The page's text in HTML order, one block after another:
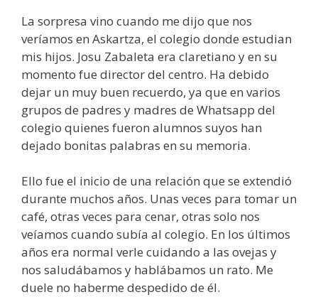
La sorpresa vino cuando me dijo que nos
veríamos en Askartza, el colegio donde estudian
mis hijos. Josu Zabaleta era claretiano y en su
momento fue director del centro. Ha debido
dejar un muy buen recuerdo, ya que en varios
grupos de padres y madres de Whatsapp del
colegio quienes fueron alumnos suyos han
dejado bonitas palabras en su memoria.
Ello fue el inicio de una relación que se extendió
durante muchos años. Unas veces para tomar un
café, otras veces para cenar, otras solo nos
veíamos cuando subía al colegio. En los últimos
años era normal verle cuidando a las ovejas y
nos saludábamos y hablábamos un rato. Me
duele no haberme despedido de él.